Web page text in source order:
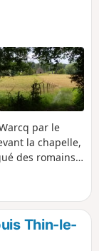
par le
la chapelle,
des romains
facile et
Prix-les
de la Warenne.
Thin-le-